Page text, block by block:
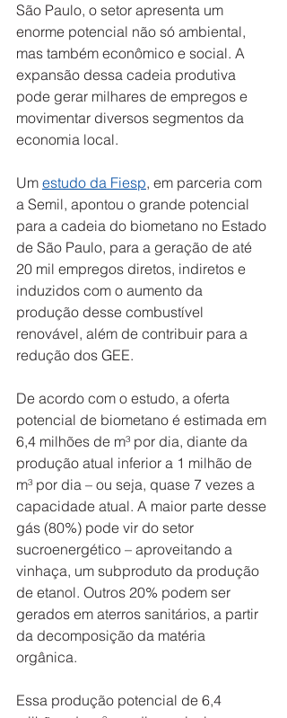
São Paulo, o setor apresenta um
enorme potencial não só ambiental,
mas também econômico e social. A
expansão dessa cadeia produtiva
pode gerar milhares de empregos e
movimentar diversos segmentos da
economia local.
Um estudo da Fiesp, em parceria com
a Semil, apontou o grande potencial
para a cadeia do biometano no Estado
de São Paulo, para a geração de até
20 mil empregos diretos, indiretos e
induzidos com o aumento da
produção desse combustível
renovável, além de contribuir para a
redução dos GEE.
De acordo com o estudo, a oferta
potencial de biometano é estimada em
6,4 milhões de m³ por dia, diante da
produção atual inferior a 1 milhão de
m³ por dia – ou seja, quase 7 vezes a
capacidade atual. A maior parte desse
gás (80%) pode vir do setor
sucroenergético – aproveitando a
vinhaça, um subproduto da produção
de etanol. Outros 20% podem ser
gerados em aterros sanitários, a partir
da decomposição da matéria
orgânica.
Essa produção potencial de 6,4